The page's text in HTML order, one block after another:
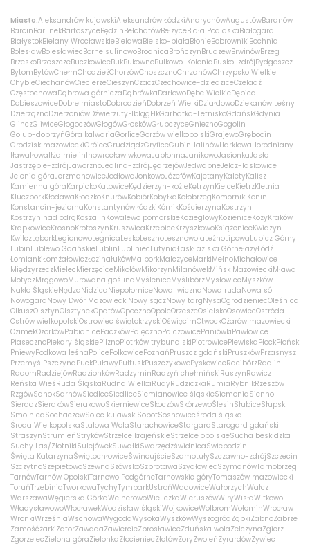
Miasto:Aleksandrów kujawskiAleksandrów ŁódzkiAndrychówAugustówBaranów
BarcinBarlinekBartoszyceBędzinBełchatówBełżyceBiała PodlaskaBiałogard
BiałystokBielany WrocławskieBielawaBielsko-białaBłonieBobrownikiBochnia
BolesławBolesławiecBorne sulinowoBrodnicaBrończynBrudzewBrwinówBrzeg
BrzeskoBrzeszczeBuczkowiceBukBukownoBulkowo-KoloniaBusko-zdrójBydgoszcz
BytomBytówChełmChodzieżChorzówChoszcznoChrzanówChrzypsko Wielkie
ChybieCiechanówCiecierzeCieszynCzaczCzechowice-dziedziceCzeladź
CzęstochowaDąbrowa górniczaDąbrówkaDarłowoDębe WielkieDębica
DobieszowiceDobre miastoDobrodzieńDobrzeń WielkiDziałdowoDziekanów Leśny
DzierżążnoDzierżoniówDźwierzutyElblągEłkGarbatka-LetniskoGdańskGdynia
GlinczGliwiceGłogoczówGłogówGłoskówGłubczyceGnieznoGogolin
Golub-dobrzyńGóra kalwariaGorliceGorzów wielkopolskiGrajewoGrębocin
Grodzisk mazowieckiGrójecGrudziądzGryficeGubinHalinówHarklowaHorodniany
IławaIłowaIłżaImielinInowrocławIwkowaJabłonnaJanikowoJasionkaJasło
Jastrzębie-zdrójJaworznoJedlina-zdrójJędrzejówJedwabneJelcz-laskowice
Jelenia góraJerzmanowiceJodłowaJonkowoJózefówKajetanyKaletyKalisz
Kamienna góraKarpickoKatowiceKędzierzyn-koźleKętrzynKielceKietrzKletnia
KluczborkKłodawaKłodzkoKnurówKobiórKobyłkaKołobrzegKomornikiKonin
Konstancin-jeziornaKonstantynów łódzkiKórnikKościerzynaKostrzyn
Kostrzyn nad odrąKoszalinKowalewo pomorskieKoziegłowyKozieniceKozyKraków
KrapkowiceKrosnoKrotoszynKruszwicaKrzepiceKrzyszkowoKsiążeniceKwidzyn
KwilczLęborkLegionowoLegnicaLeskoLesznoLesznowolaLeźnoLipowaLubicz Górny
LubinLublewo GdańskieLublinLubliniecLutyniaŁaskŁaziska GórnełazyŁódź
ŁomiankiŁomżałowiczŁozinałukówMalborkMalczyceMarkiMełnoMichałowice
MiędzyrzeczMielecMierzęciceMikołówMikorzynMilanówekMińsk MazowieckiMława
MotyczMrągowoMurowana goślinaMyśleniceMyślibórzMysłowiceMyszków
Nakło ŚląskieNędzaNidzicaNiepołomiceNowa IwicznaNowa rudaNowa sól
NowogardNowy Dwór MazowieckiNowy sączNowy targNysaOgrodzieniecOleśnica
OlkuszOlsztynOlsztynekOpatówOpocznoOpoleOrzeszeOsielskoOsowiecOstróda
Ostrów wielkopolskiOstrowiec świętokrzyskiOświęcimOtwockOżarów mazowiecki
OzimekOzorkówPabianicePaczkówPajęcznoPalczowicePaniówkiPawłowice
PiasecznoPiekary śląskiePilznoPiotrków trybunalskiPiotrowicePlewiskaPłockPłońsk
PniewyPodkowa leśnaPolicePolkowicePoznańPruszcz gdańskiPruszkówPrzasnysz
PrzemyślPszczynaPuckPuławyPułtuskPuszczykowoPyskowiceRacibórzRadlin
RadomRadziejówRadzionkówRadzyminRadzyń chełmińskiRaszynRawicz
Reńska WieśRuda ŚląskaRudna WielkaRudyRudziczkaRumiaRybnikRzeszów
RzgówSanokSarnówSiedlceSiedliceSiemianowice śląskieSiemoniaSienno
SieradzSierakówSierakowoSkierniewiceSkoczówSkórzewoŚlesinSłubiceSłupsk
SmolnicaSochaczewSolec kujawskiSopotSosnowiecśroda śląska
Środa WielkopolskaStalowa WolaStarachowiceStargardStarogard gdański
StraszynStrumieńStrykówStrzelce krajeńskieStrzelce opolskieSucha beskidzka
Suchy Las/ZłotnikiSulejówekSuwałkiSwarzędzświdnicaŚwiebodzin
Święta KatarzynaŚwiętochłowiceŚwinoujścieSzamotułySzczawno-zdrójSzczecin
SzczytnoSzepietowoSzewnaSzówskoSzprotawaSzydłowiecSzymanówTarnobrzeg
TarnówTarnów OpolskiTarnowo PodgórneTarnowskie góryTomaszów mazowiecki
ToruńTrzebiniaTworkowaTychyTymbarkUstrońWadowiceWałbrzychWałcz
WarszawaWęgierska GórkaWejherowoWieliczkaWieruszówWiryWisłaWitkowo
WładysławowoWłocławekWodzisław śląskiWojkowiceWolbromWołominWrocław
WronkiWrześniaWschowaWygodaWysokaWyszkówWyszogródZąbkiŻabnoZabrze
ZamośćżarkiZatorZawadaZawiercieZbrosławiceZduńska wolaZelczynaZgierz
ZgorzelecZielona góraZielonkaZłocieniecZłotówŻoryZwoleńŻyrardówŻywiec